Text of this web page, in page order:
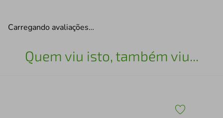
Carregando avaliações…
Quem viu isto, também viu...